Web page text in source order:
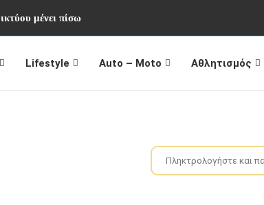
μένει πίσω
Lifestyle Auto – Moto Αθλητισμός